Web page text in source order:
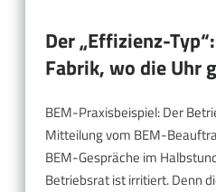
Der „Effizienz-
Fabrik, wo die Uhr
BEM-Praxisbeispiel: Der
Mitteilung vom BEM-
BEM-Gespräche im
Betriebsrat ist irritiert. Denn